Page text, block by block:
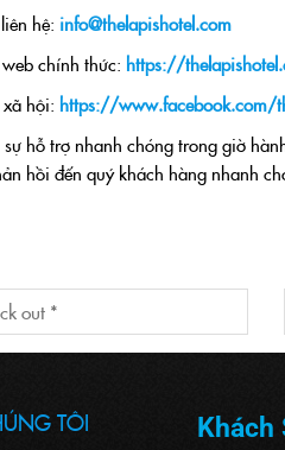
hệ: info@thelapishotel.com
chính thức: https://
hội: https://www.facebook.com/
hỗ trợ nhanh chóng trong giờ
hồi đến quý khách hàng nhanh
TÔI Khách